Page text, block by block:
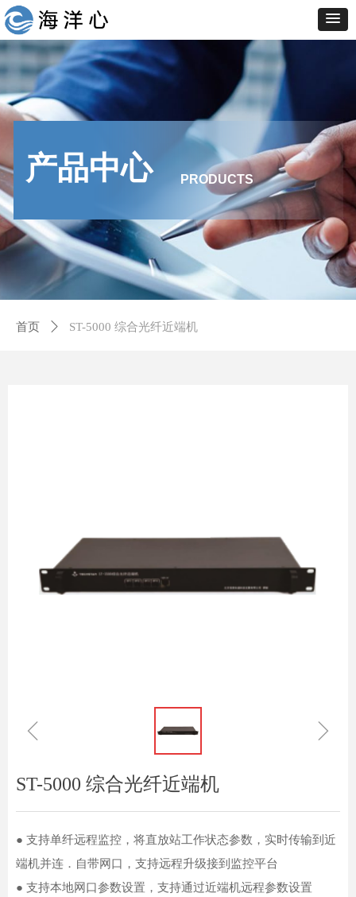
产品中心 PRODUCTS
首页 ꄲ ST-5000 综合光纤近端机
ꁆ ꁇ
ST-5000 综合光纤近端机
● 支持单纤远程监控，将直放站工作状态参数，实时传输到近
端机并连．自带网口，支持远程升级接到监控平台
● 支持本地网口参数设置，支持通过近端机远程参数设置